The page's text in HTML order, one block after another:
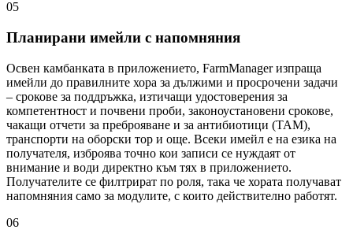
05
Планирани имейли с напомняния
Освен камбанката в приложението, FarmManager изпраща
имейли до правилните хора за дължими и просрочени задачи
– срокове за поддръжка, изтичащи удостоверения за
компетентност и почвени проби, законоустановени срокове,
чакащи отчети за преброяване и за антибиотици (TAM),
транспорти на оборски тор и още. Всеки имейл е на езика на
получателя, изброява точно кои записи се нуждаят от
внимание и води директно към тях в приложението.
Получателите се филтрират по роля, така че хората получават
напомняния само за модулите, с които действително работят.
06